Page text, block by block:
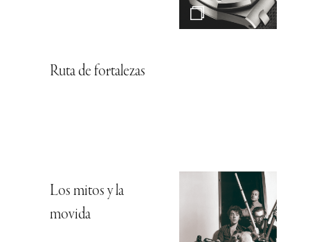
Ruta de fortalezas
Los mitos y la
movida